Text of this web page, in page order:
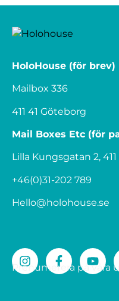
HoloHouse (för brev)
Mailbox 336
411 41 Göteborg
Mail Boxes Etc (för
Lilla Kungsgatan 2,
+46(0)31-202 789
Hello@holohouse.se
Prenumerera på våra